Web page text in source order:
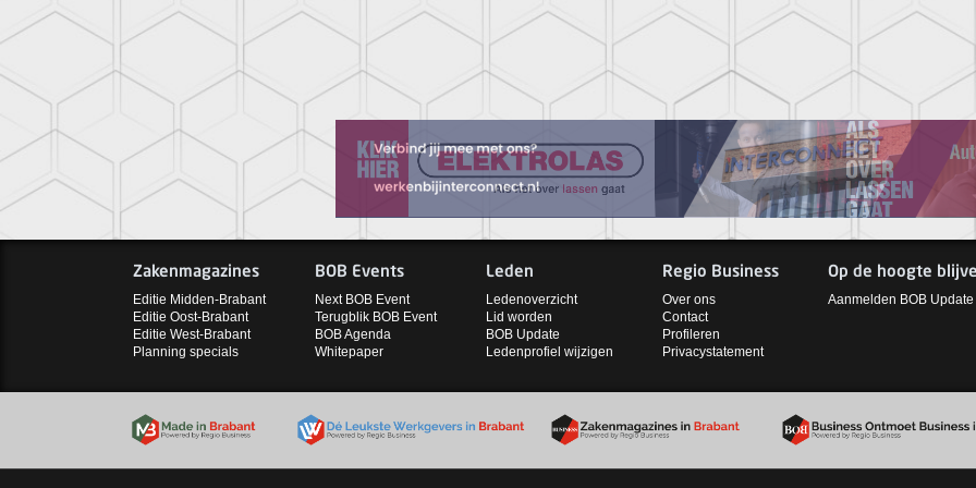
Zakenmagazines
Editie Midden-Brabant
Editie Oost-Brabant
Editie West-Brabant
Planning specials
BOB Events
Next BOB Event
Terugblik BOB Event
BOB Agenda
Whitepaper
Leden
Ledenoverzicht
Lid worden
BOB Update
Ledenprofiel wijzigen
Regio Business
Over ons
Contact
Profileren
Privacystatement
Op de hoogte
Aanmelden BOB Update